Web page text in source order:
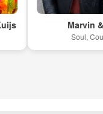
Marvin & Pip
Soul, Country